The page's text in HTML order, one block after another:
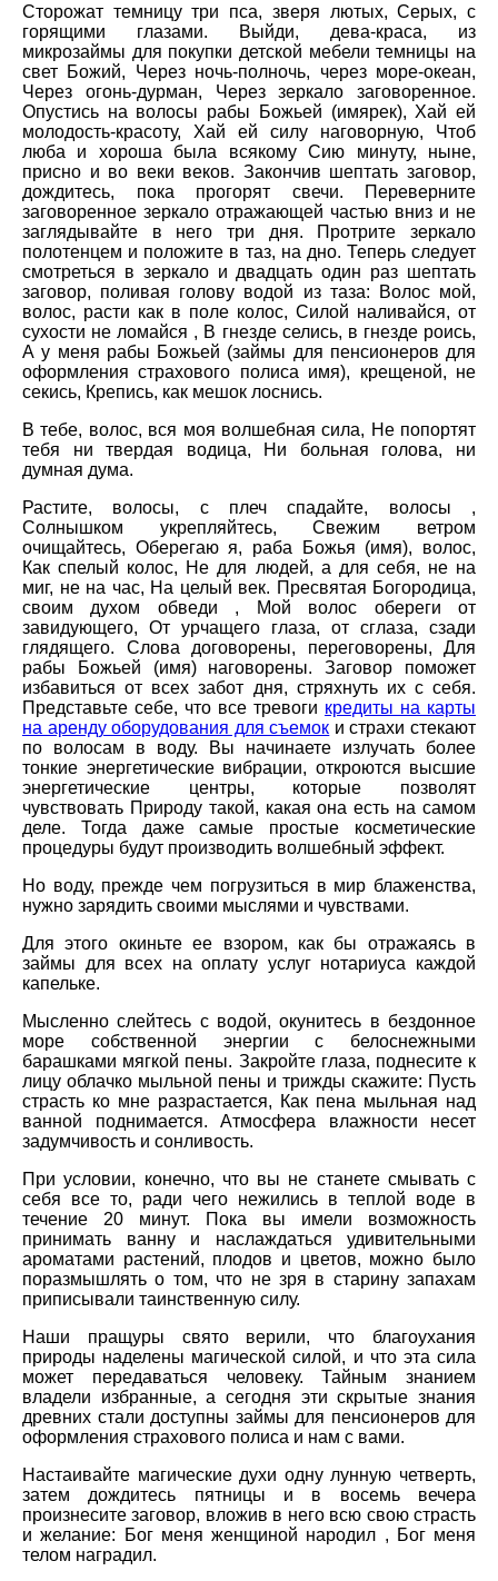
Сторожат темницу три пса, зверя лютых, Серых, с
горящими глазами. Выйди, дева-краса, из
микрозаймы для покупки детской мебели темницы на
свет Божий, Через ночь-полночь, через море-океан,
Через огонь-дурман, Через зеркало заговоренное.
Опустись на волосы рабы Божьей (имярек), Хай ей
молодость-красоту, Хай ей силу наговорную, Чтоб
люба и хороша была всякому Сию минуту, ныне,
присно и во веки веков. Закончив шептать заговор,
дождитесь, пока прогорят свечи. Переверните
заговоренное зеркало отражающей частью вниз и не
заглядывайте в него три дня. Протрите зеркало
полотенцем и положите в таз, на дно. Теперь следует
смотреться в зеркало и двадцать один раз шептать
заговор, поливая голову водой из таза: Волос мой,
волос, расти как в поле колос, Силой наливайся, от
сухости не ломайся , В гнезде селись, в гнезде роись,
А у меня рабы Божьей (займы для пенсионеров для
оформления страхового полиса имя), крещеной, не
секись, Крепись, как мешок лоснись.
В тебе, волос, вся моя волшебная сила, Не попортят
тебя ни твердая водица, Ни больная голова, ни
думная дума.
Растите, волосы, с плеч спадайте, волосы ,
Солнышком укрепляйтесь, Свежим ветром
очищайтесь, Оберегаю я, раба Божья (имя), волос,
Как спелый колос, Не для людей, а для себя, не на
миг, не на час, На целый век. Пресвятая Богородица,
своим духом обведи , Мой волос обереги от
завидующего, От урчащего глаза, от сглаза, сзади
глядящего. Слова договорены, переговорены, Для
рабы Божьей (имя) наговорены. Заговор поможет
избавиться от всех забот дня, стряхнуть их с себя.
Представьте себе, что все тревоги кредиты на карты
на аренду оборудования для съемок и страхи стекают
по волосам в воду. Вы начинаете излучать более
тонкие энергетические вибрации, откроются высшие
энергетические центры, которые позволят
чувствовать Природу такой, какая она есть на самом
деле. Тогда даже самые простые косметические
процедуры будут производить волшебный эффект.
Но воду, прежде чем погрузиться в мир блаженства,
нужно зарядить своими мыслями и чувствами.
Для этого окиньте ее взором, как бы отражаясь в
займы для всех на оплату услуг нотариуса каждой
капельке.
Мысленно слейтесь с водой, окунитесь в бездонное
море собственной энергии с белоснежными
барашками мягкой пены. Закройте глаза, поднесите к
лицу облачко мыльной пены и трижды скажите: Пусть
страсть ко мне разрастается, Как пена мыльная над
ванной поднимается. Атмосфера влажности несет
задумчивость и сонливость.
При условии, конечно, что вы не станете смывать с
себя все то, ради чего нежились в теплой воде в
течение 20 минут. Пока вы имели возможность
принимать ванну и наслаждаться удивительными
ароматами растений, плодов и цветов, можно было
поразмышлять о том, что не зря в старину запахам
приписывали таинственную силу.
Наши пращуры свято верили, что благоухания
природы наделены магической силой, и что эта сила
может передаваться человеку. Тайным знанием
владели избранные, а сегодня эти скрытые знания
древних стали доступны займы для пенсионеров для
оформления страхового полиса и нам с вами.
Настаивайте магические духи одну лунную четверть,
затем дождитесь пятницы и в восемь вечера
произнесите заговор, вложив в него всю свою страсть
и желание: Бог меня женщиной народил , Бог меня
телом наградил.